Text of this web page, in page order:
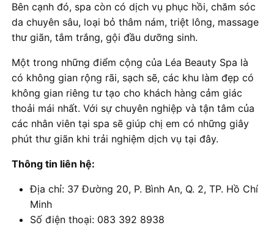
Bên cạnh đó, spa còn có dịch vụ phục hồi, chăm sóc
da chuyên sâu, loại bỏ thâm nám, triệt lông, massage
thư giãn, tắm trắng, gội đầu dưỡng sinh.
Một trong những điểm cộng của Léa Beauty Spa là
có không gian rộng rãi, sạch sẽ, các khu làm đẹp có
không gian riêng tư tạo cho khách hàng cảm giác
thoải mái nhất. Với sự chuyên nghiệp và tận tâm của
các nhân viên tại spa sẽ giúp chị em có những giây
phút thư giãn khi trải nghiệm dịch vụ tại đây.
Thông tin liên hệ:
Địa chỉ: 37 Đường 20, P. Bình An, Q. 2, TP. Hồ Chí
Minh
Số điện thoại: 083 392 8938